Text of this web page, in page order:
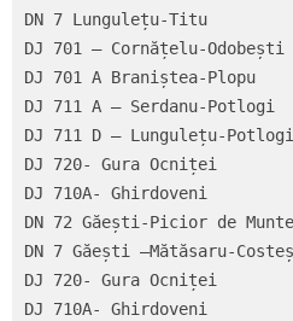
DN 7 Lungulețu-Titu
DJ 701 – Cornățelu-Odobești
DJ 701 A Braniștea-Plopu
DJ 711 A – Serdanu-Potlogi
DJ 711 D – Lungulețu-Potlogi
DJ 720- Gura Ocniței
DJ 710A- Ghirdoveni
DN 72 Găești-Picior de Munte
DN 7 Găești –Mătăsaru-
DJ 720- Gura Ocniței
DJ 710A- Ghirdoveni